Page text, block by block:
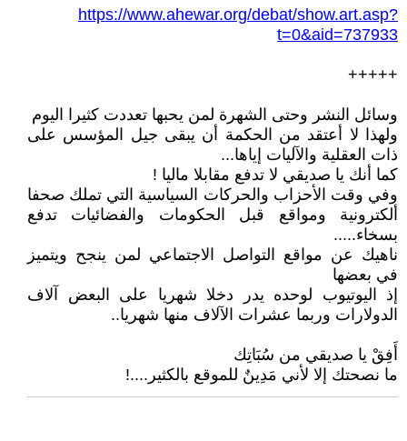
https://www.ahewar.org/debat/show.art.asp?
t=0&aid=737933
+++++
وسائل النشر وحتى الشهرة لمن يحبها تعددت كثيرا اليوم
ولهذا لا أعتقد من الحكمة أن يبقى جيل المؤسس على
ذات العقلية والآليات إياها...
كما أنك يا صديقي لا تدفع مقابلا ماليا !
وفي وقت الأحزاب والحركات السياسية التي تملك صحفا
ألكترونية ومواقع قبل الحكومات والفضائيات تدفع
بسخاء.....
ناهيك عن مواقع التواصل الاجتماعي لمن ينجح ويتميز
في بعضها
إذ اليوتيوب لوحده يدر دخلا شهريا على البعض آلاف
الدولارات وربما عشرات الآلاف منها شهريا..
أَفِقْ يا صديقي من سُبَاتِك
ما نصحتك إلا لأني مَدِينٌ للموقع بالكثير....!